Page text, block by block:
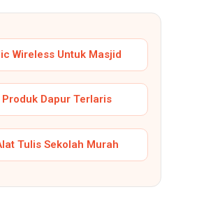
Wireless Untuk Masjid
Produk Dapur Terlaris
Tulis Sekolah Murah